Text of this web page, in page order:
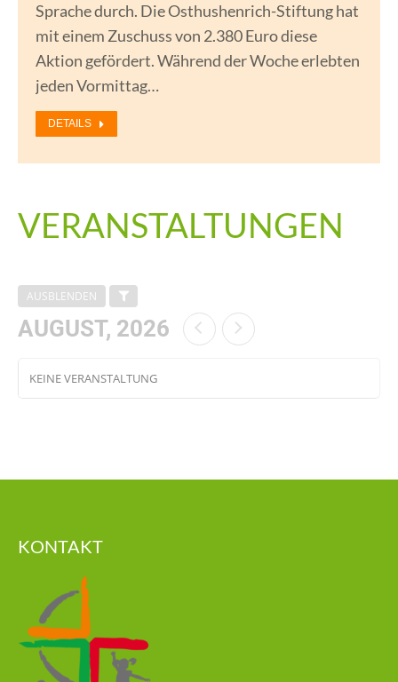
Sprache durch. Die Osthushenrich-Stiftung hat
mit einem Zuschuss von 2.380 Euro diese
Aktion gefördert. Während der Woche erlebten
jeden Vormittag…
DETAILS
VERANSTALTUNGEN
AUSBLENDEN
AUGUST, 2026
KEINE VERANSTALTUNG
KONTAKT